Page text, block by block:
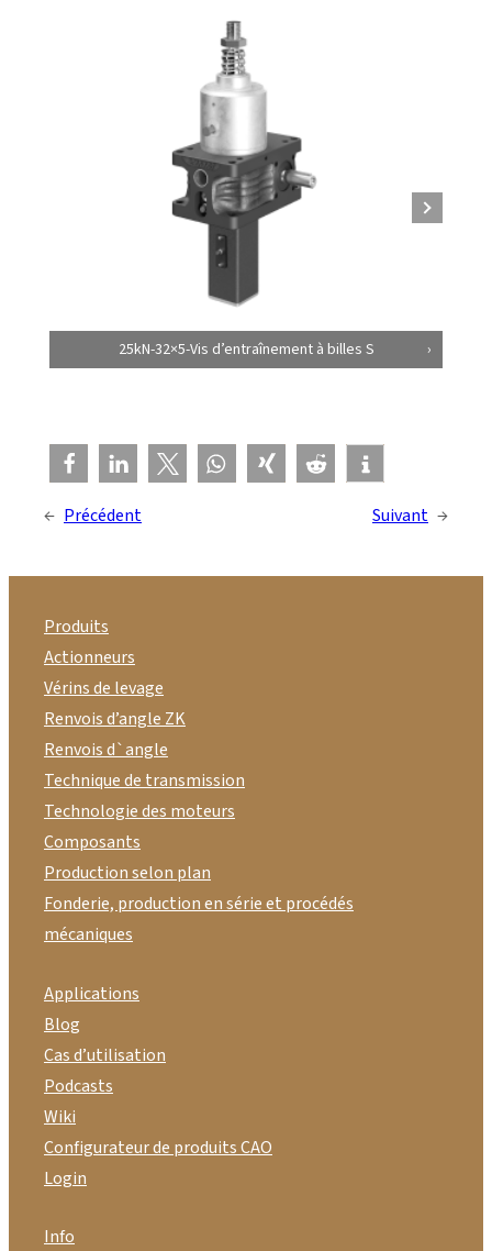
25kN-32×5-Vis d’entraînement à billes S
← Précédent Suivant →
Produits
Actionneurs
Vérins de levage
Renvois d’angle ZK
Renvois d`angle
Technique de transmission
Technologie des moteurs
Composants
Production selon plan
Fonderie, production en série et procédés
mécaniques
Applications
Blog
Cas d’utilisation
Podcasts
Wiki
Configurateur de produits CAO
Login
Info